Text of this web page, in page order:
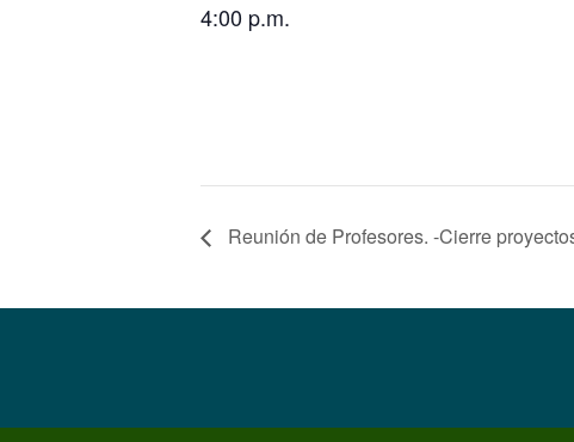
4:00 p.m.
Reunión de Profesores. -Cierre